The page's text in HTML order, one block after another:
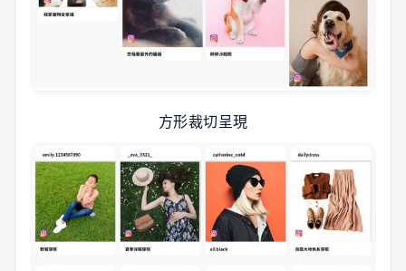
方形裁切呈現